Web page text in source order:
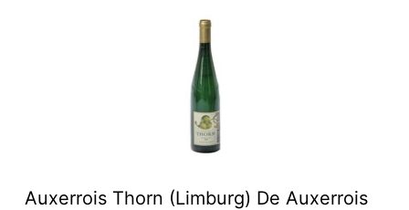
Auxerrois Thorn (Limburg) De Auxerrois